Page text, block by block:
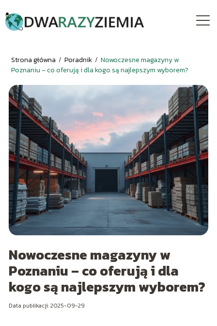
Strona główna / Poradnik / Nowoczesne magazyny w
Poznaniu – co oferują i dla kogo są najlepszym wyborem?
Nowoczesne magazyny w
Poznaniu – co oferują i dla
kogo są najlepszym wyborem?
Data publikacji: 2025-09-29